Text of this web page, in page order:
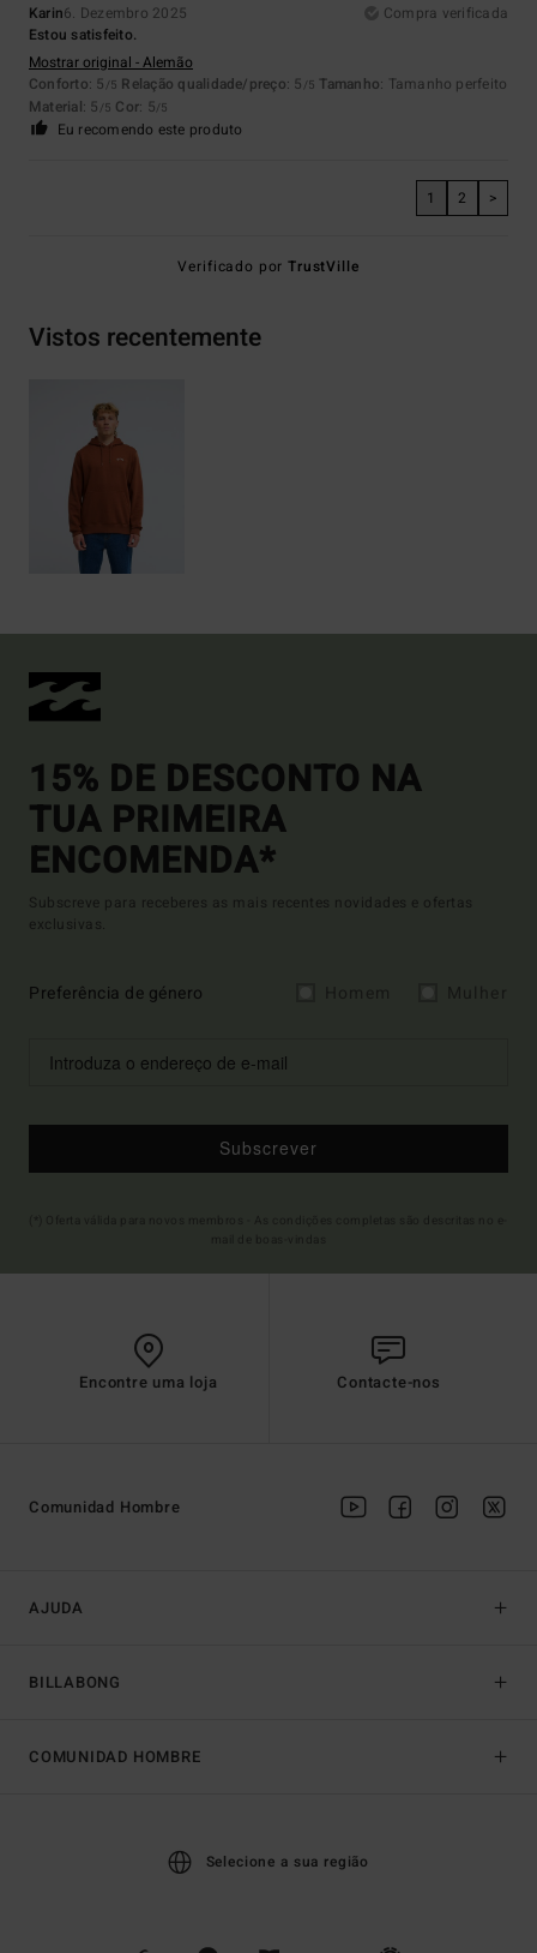
Karin6. Dezembro 2025
Compra verificada
Estou satisfeito.
Mostrar original - Alemão
Conforto: 5 /5 Relação qualidade/preço: 5 /5 Tamanho: Tamanho perfeito
Material: 5 /5 Cor: 5/5
Eu recomendo este produto
1 2 >
Verificado porTrustVille
Vistos recentemente
15% DE DESCONTO NA
TUA PRIMEIRA
ENCOMENDA*
Subscreve para receberes as mais recentes novidades e ofertas
exclusivas.
Preferência de género
Subscrever
Encontre uma loja Contacte-nos
AJUDA
BILLABONG
Comunidad Hombre
COMUNIDAD HOMBRE
Selecione a sua região